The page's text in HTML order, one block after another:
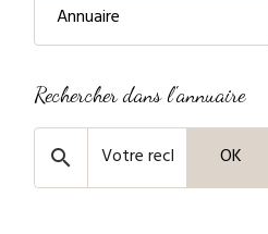
Annuaire
Rechercher dans l'annuaire
OK